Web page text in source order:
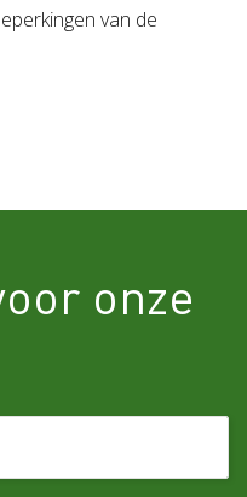
van de
onze